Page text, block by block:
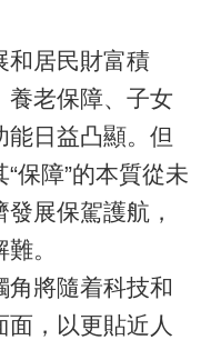
居民財富積
養老保障、子女
能日益凸顯。但
保障”的本質從未
展保駕護航，
。
將隨着科技和
，以更貼近人